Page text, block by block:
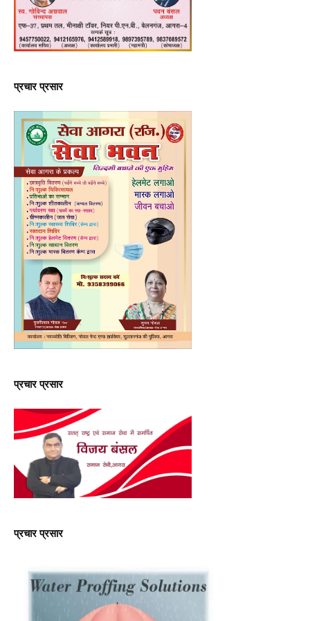
प्रचार प्रसार
प्रचार प्रसार
प्रचार प्रसार